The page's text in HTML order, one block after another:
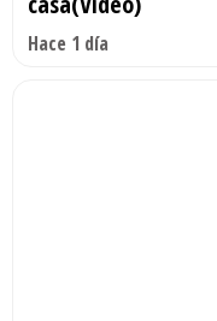
Hace 1 día